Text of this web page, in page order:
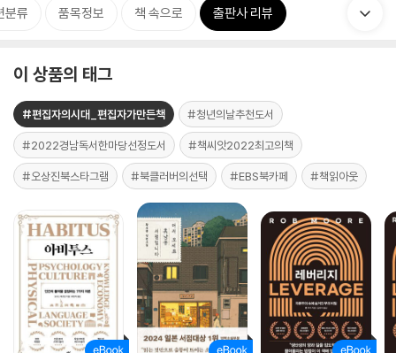
분류 품목정보 책 속으로 출판사 리뷰
이 상품의 태그
#편집자의시대_편집자가만든책 #청년의날추천도서
#2022경남독서한마당선정도서 #책씨앗2022최고의책
#오상진북스타그램 #북클러버의선택 #EBS북카페 #책읽아웃